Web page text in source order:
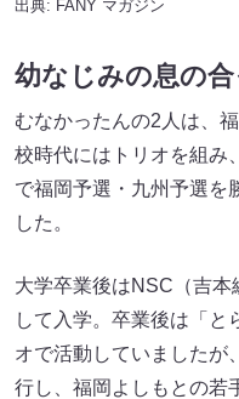
出典: FANY マガジン
幼なじみの息の
むなかったんの2人は、
校時代にはトリオを組み
で福岡予選・九州予選を
した。
大学卒業後はNSC（吉本
して入学。卒業後は「と
オで活動していましたが
行し、福岡よしもとの若